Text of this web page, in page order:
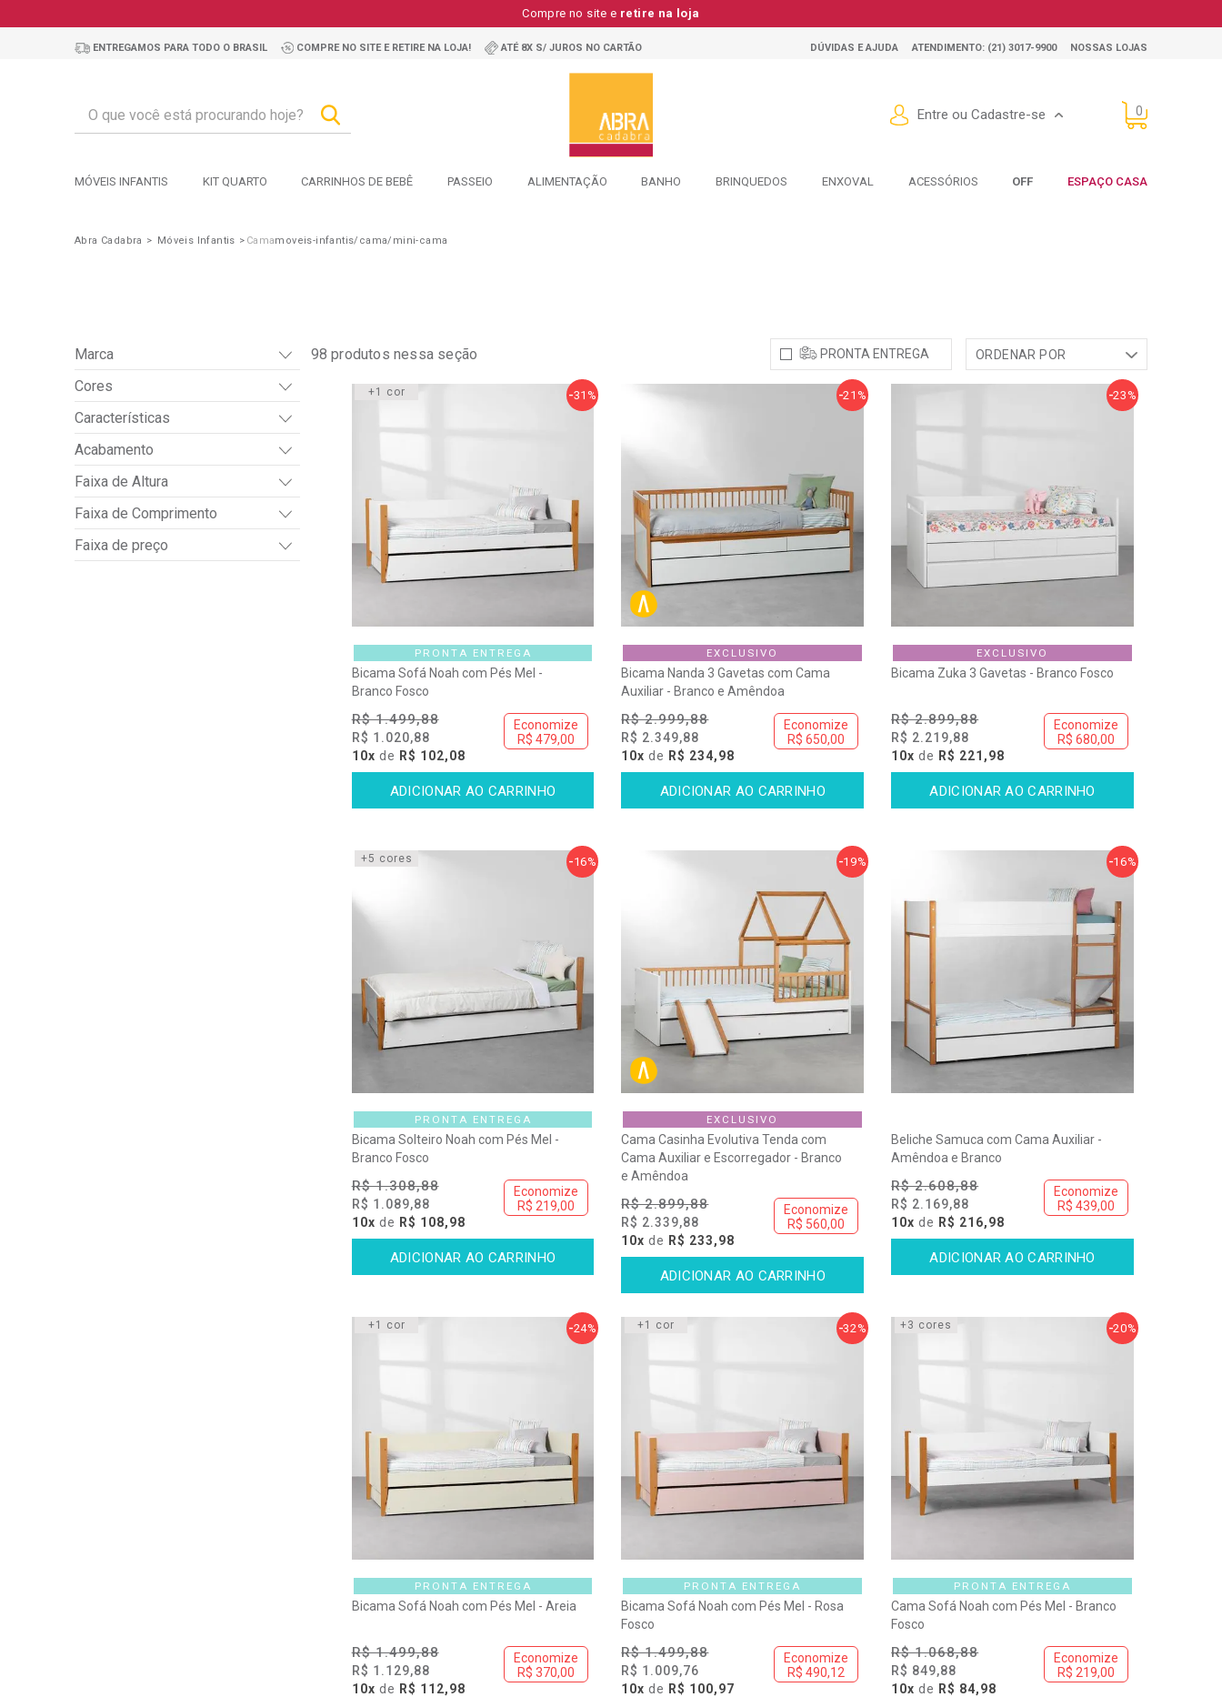
Compre no site e retire na loja
ENTREGAMOS PARA TODO O BRASIL COMPRE NO SITE E RETIRE NA LOJA! ATÉ 8X S/ JUROS NO CARTÃO DÚVIDAS E AJUDA ATENDIMENTO: (21) 3017-9900 NOSSAS LOJAS
Entre ou Cadastre-se 0
MÓVEIS INFANTIS KIT QUARTO CARRINHOS DE BEBÊ PASSEIO ALIMENTAÇÃO BANHO BRINQUEDOS ENXOVAL ACESSÓRIOS OFF ESPAÇO CASA
Abra Cadabra Móveis Infantis Camamoveis-infantis/cama/mini-cama
Infantis/cama/mini-
Marca
Cores
Características
Acabamento
Faixa de Altura
Faixa de Comprimento
Faixa de preço
ORDENAR POR
Mais Vendidos
Lançamentos
PRONTA ENTREGA
98 produtos nessa seção
31%
+1 cor
PRONTA ENTREGA
Bicama Sofá Noah com Pés Mel -
Branco Fosco
R$ 1.499,88
R$ 1.020,88
Economize
R$ 479,00
10x de R$ 102,08
21%
EXCLUSIVO
Bicama Nanda 3 Gavetas com Cama
Auxiliar - Branco e Amêndoa
R$ 2.999,88
R$ 2.349,88
Economize
R$ 650,00
10x de R$ 234,98
23%
EXCLUSIVO
Bicama Zuka 3 Gavetas - Branco Fosco
R$ 2.899,88
R$ 2.219,88
Economize
R$ 680,00
10x de R$ 221,98
16%
+5 cores
PRONTA ENTREGA
Bicama Solteiro Noah com Pés Mel -
Branco Fosco
R$ 1.308,88
R$ 1.089,88
Economize
R$ 219,00
10x de R$ 108,98
19%
EXCLUSIVO
Cama Casinha Evolutiva Tenda com
Cama Auxiliar e Escorregador - Branco
e Amêndoa
R$ 2.899,88
R$ 2.339,88
Economize
R$ 560,00
10x de R$ 233,98
16%
Beliche Samuca com Cama Auxiliar -
Amêndoa e Branco
R$ 2.608,88
R$ 2.169,88
Economize
R$ 439,00
10x de R$ 216,98
24%
+1 cor
PRONTA ENTREGA
Bicama Sofá Noah com Pés Mel - Areia
R$ 1.499,88
R$ 1.129,88
Economize
R$ 370,00
10x de R$ 112,98
32%
+1 cor
PRONTA ENTREGA
Bicama Sofá Noah com Pés Mel - Rosa
Fosco
R$ 1.499,88
R$ 1.009,76
Economize
R$ 490,12
10x de R$ 100,97
20%
+3 cores
PRONTA ENTREGA
Cama Sofá Noah com Pés Mel - Branco
Fosco
R$ 1.068,88
R$ 849,88
Economize
R$ 219,00
10x de R$ 84,98